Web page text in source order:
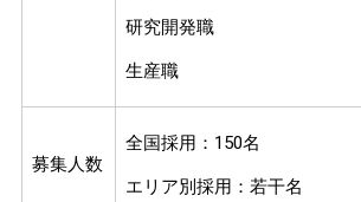
研究開発職
生産職
募集人数
全国採用：150名
エリア別採用：若干名